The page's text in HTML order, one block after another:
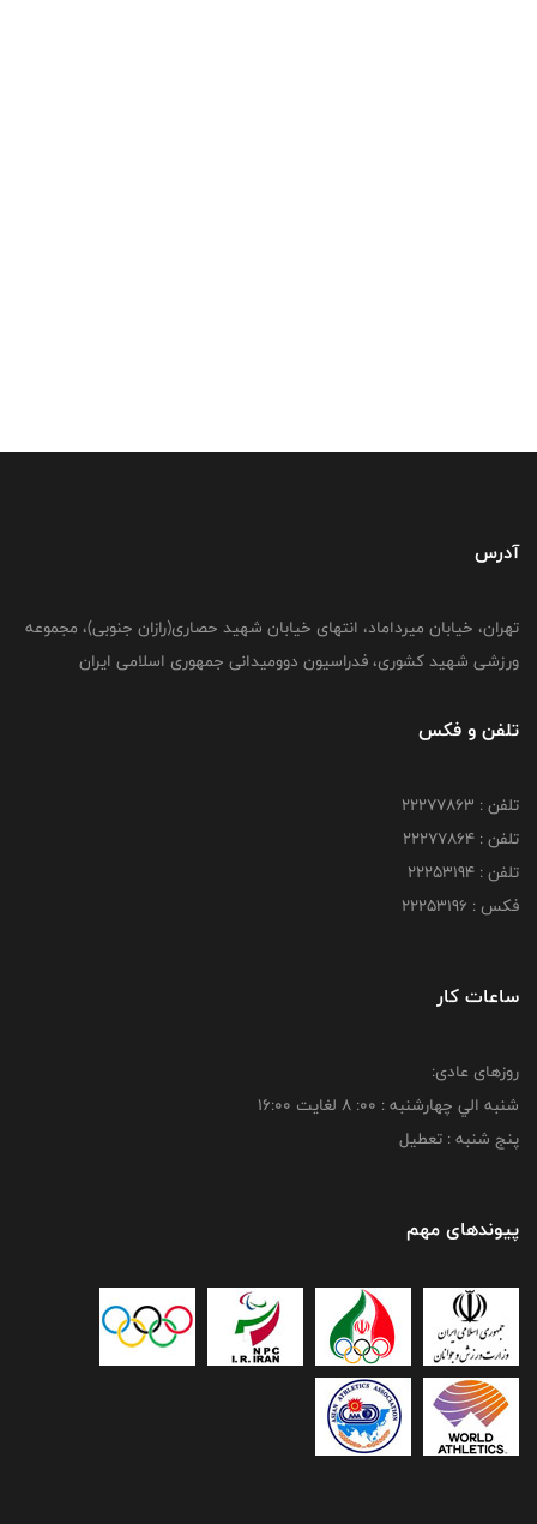
آدرس
تهران، خیابان میرداماد، انتهای خیابان شهید حصاری(رازان جنوبی)، مجموعه
ورزشی شهید کشوری، فدراسیون دوومیدانی جمهوری اسلامی ایران
تلفن و فکس
تلفن : 22277863
تلفن : 22277864
تلفن : 22253194
فکس : 22253196
ساعات کار
روزهای عادی:
شنبه الي چهارشنبه : 00: 8 لغايت 16:00
پنج شنبه : تعطیل
پیوندهای مهم